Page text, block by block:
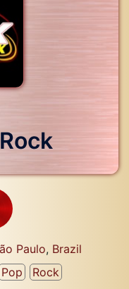
Paulo, Brazil
Pop Rock